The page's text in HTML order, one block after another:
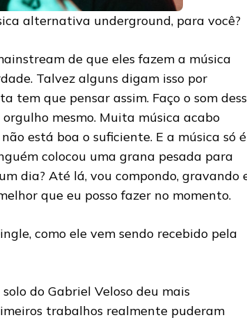
alternativa underground, para você?
de que eles fazem a música
Talvez alguns digam isso por
tem que pensar assim. Faço o som
mesmo. Muita música acabo
está boa o suficiente. E a música só é
colocou uma grana pesada para
dia? Até lá, vou compondo, gravando
que eu posso fazer no momento.
como ele vem sendo recebido pela
do Gabriel Veloso deu mais
trabalhos realmente puderam